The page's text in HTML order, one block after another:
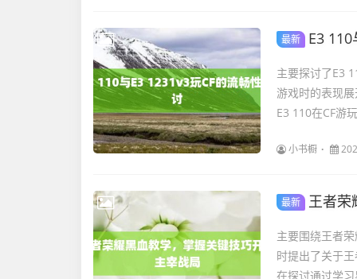
最新 E3
主要探讨了E3
游戏时的表现
E3 110在CF游
小书橱
最新 王者荣
主要围绕王者
时提出了关于
在探讨通过学